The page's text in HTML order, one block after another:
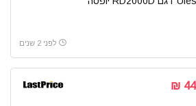
לפני 2 שנים